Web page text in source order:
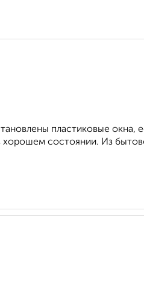
пластиковые окна,
состоянии. Из